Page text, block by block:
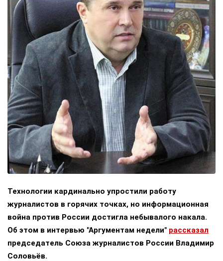
Технологии кардинально упростили работу
журналистов в горячих точках, но информационная
война против России достигла небывалого накала.
Об этом в интервью "Аргументам недели" рассказал
председатель Союза журналистов России Владимир
Соловьёв.